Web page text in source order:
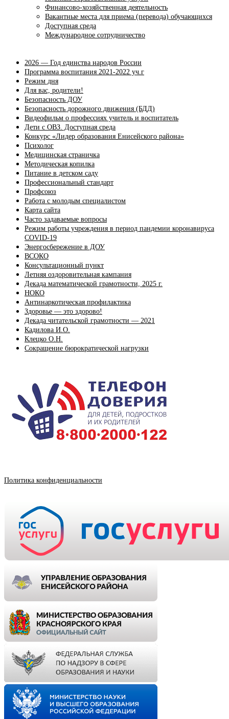
Финансово-хозяйственная деятельность
Вакантные места для приема (перевода) обучающихся
Доступная среда
Международное сотрудничество
2026 — Год единства народов России
Программа воспитания 2021-2022 уч.г
Режим дня
Для вас, родители!
Безопасность ДОУ
Безопасность дорожного движения (БДД)
Видеофильм о профессиях учитель и воспитатель
Дети с ОВЗ. Доступная среда
Конкурс «Лидер образования Енисейского района»
Психолог
Медицинская страничка
Методическая копилка
Питание в детском саду
Профессиональный стандарт
Профсоюз
Работа с молодым специалистом
Карта сайта
Часто задаваемые вопросы
Режим работы учреждения в период пандемии коронавируса
COVID-19
Энергосбережение в ДОУ
ВСОКО
Консультационный пункт
Летняя оздоровительная кампания
Декада математической грамотности, 2025 г.
НОКО
Антинаркотическая профилактика
Здоровье — это здорово!
Декада читательской грамотности — 2021
Кадилова И.О.
Клецко О.Н.
Сокращение бюрократической нагрузки
Политика конфиденциальности